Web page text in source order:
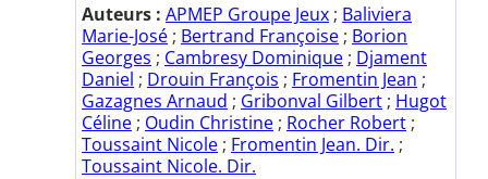
Auteurs : APMEP Groupe Jeux ; Baliviera
Marie-José ; Bertrand Françoise ; Borion
Georges ; Cambresy Dominique ; Djament
Daniel ; Drouin François ; Fromentin Jean ;
Gazagnes Arnaud ; Gribonval Gilbert ; Hugot
Céline ; Oudin Christine ; Rocher Robert ;
Toussaint Nicole ; Fromentin Jean. Dir. ;
Toussaint Nicole. Dir.